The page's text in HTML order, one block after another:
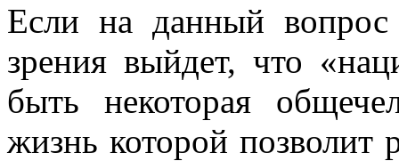
Если на данный вопрос
зрения выйдет, что
быть некоторая
жизнь которой позволит